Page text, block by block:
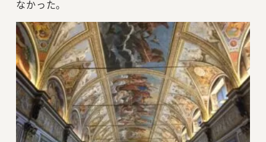
なかった。